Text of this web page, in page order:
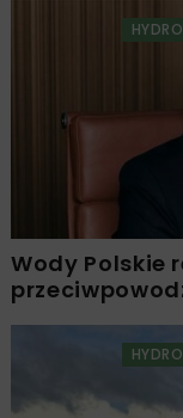
Wody Polskie